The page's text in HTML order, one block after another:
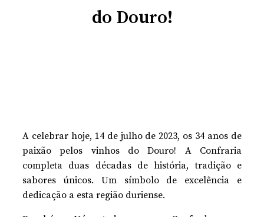
do Douro!
A celebrar hoje, 14 de julho de 2023, os 34 anos de
paixão pelos vinhos do Douro! A Confraria
completa duas décadas de história, tradição e
sabores únicos. Um símbolo de excelência e
dedicação a esta região duriense.